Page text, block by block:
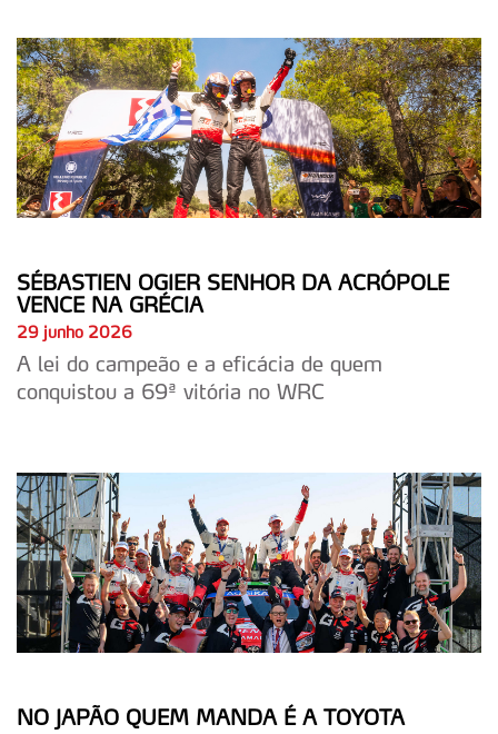
SÉBASTIEN OGIER SENHOR DA ACRÓPOLE
VENCE NA GRÉCIA
29 junho 2026
A lei do campeão e a eficácia de quem
conquistou a 69ª vitória no WRC
NO JAPÃO QUEM MANDA É A TOYOTA